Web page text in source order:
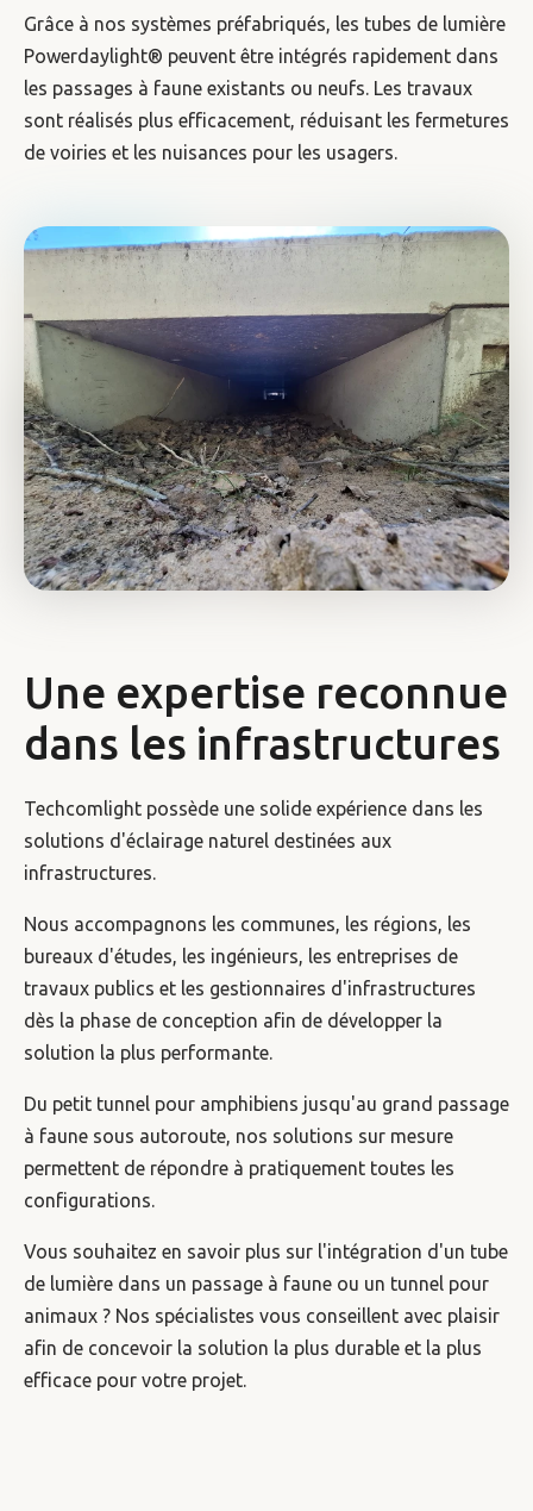
Grâce à nos systèmes préfabriqués, les tubes de lumière
Powerdaylight® peuvent être intégrés rapidement dans
les passages à faune existants ou neufs. Les travaux
sont réalisés plus efficacement, réduisant les fermetures
de voiries et les nuisances pour les usagers.
Une expertise reconnue
dans les infrastructures
Techcomlight possède une solide expérience dans les
solutions d'éclairage naturel destinées aux
infrastructures.
Nous accompagnons les communes, les régions, les
bureaux d'études, les ingénieurs, les entreprises de
travaux publics et les gestionnaires d'infrastructures
dès la phase de conception afin de développer la
solution la plus performante.
Du petit tunnel pour amphibiens jusqu'au grand passage
à faune sous autoroute, nos solutions sur mesure
permettent de répondre à pratiquement toutes les
configurations.
Vous souhaitez en savoir plus sur l'intégration d'un tube
de lumière dans un passage à faune ou un tunnel pour
animaux ? Nos spécialistes vous conseillent avec plaisir
afin de concevoir la solution la plus durable et la plus
efficace pour votre projet.